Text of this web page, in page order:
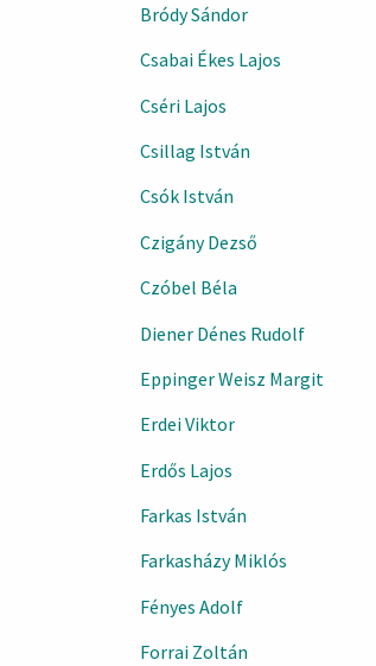
Bródy Sándor
Csabai Ékes Lajos
Cséri Lajos
Csillag István
Csók István
Czigány Dezső
Czóbel Béla
Diener Dénes Rudolf
Eppinger Weisz Margit
Erdei Viktor
Erdős Lajos
Farkas István
Farkasházy Miklós
Fényes Adolf
Forrai Zoltán